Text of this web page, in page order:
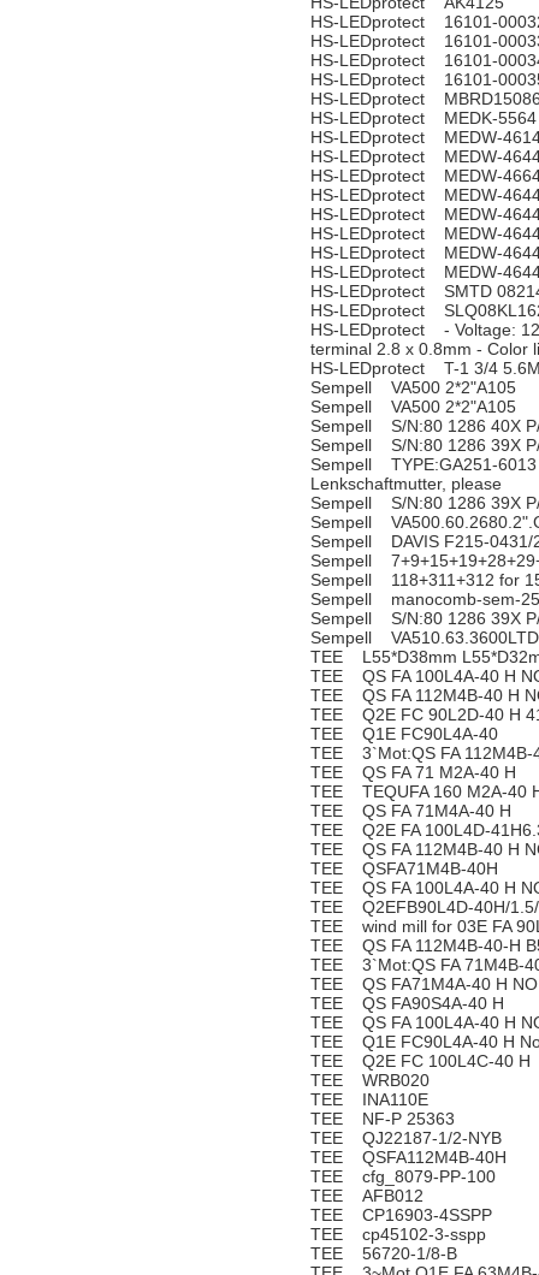
HS-LEDprotect 16101-
HS-LEDprotect 16101-
HS-LEDprotect 16101-
HS-LEDprotect 16101-
HS-LEDprotect
HS-LEDprotect MEDK-5564
HS-LEDprotect MEDW-
HS-LEDprotect MEDW-
HS-LEDprotect MEDW-
HS-LEDprotect MEDW-
HS-LEDprotect MEDW-
HS-LEDprotect MEDW-
HS-LEDprotect MEDW-
HS-LEDprotect MEDW-
HS-LEDprotect SMTD
HS-LEDprotect
HS-LEDprotect - Voltage:
terminal 2.8 x 0.8mm - Color
HS-LEDprotect T-1 3/4
Sempell VA500 2*2"A105
Sempell VA500 2*2"A105
Sempell S/N:80 1286 40X
Sempell S/N:80 1286 39X
Sempell TYPE:GA251-6013
Lenkschaftmutter, please
Sempell S/N:80 1286 39X
Sempell
Sempell DAVIS F215-0431/
Sempell
Sempell 118+311+312 for
Sempell manocomb-sem-
Sempell S/N:80 1286 39X
Sempell
TEE L55*D38mm
TEE QS FA 100L4A-40 H
TEE QS FA 112M4B-40 H
TEE Q2E FC 90L2D-40 H
TEE Q1E FC90L4A-40
TEE 3`Mot:QS FA 112M4B-
TEE QS FA 71 M2A-40 H
TEE TEQUFA 160 M2A-40
TEE QS FA 71M4A-40 H
TEE Q2E FA 100L4D-
TEE QS FA 112M4B-40 H
TEE QSFA71M4B-40H
TEE QS FA 100L4A-40 H
TEE Q2EFB90L4D-40H/
TEE wind mill for 03E FA
TEE QS FA 112M4B-40-H
TEE 3`Mot:QS FA 71M4B-
TEE QS FA71M4A-40 H
TEE QS FA90S4A-40 H
TEE QS FA 100L4A-40 H
TEE Q1E FC90L4A-40 H
TEE Q2E FC 100L4C-40 H
TEE WRB020
TEE INA110E
TEE NF-P 25363
TEE QJ22187-1/2-NYB
TEE QSFA112M4B-40H
TEE cfg_8079-PP-100
TEE AFB012
TEE CP16903-4SSPP
TEE cp45102-3-sspp
TEE 56720-1/8-B